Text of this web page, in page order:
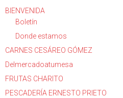
BIENVENIDA
Boletín
Donde estamos
CARNES CESÁREO GÓMEZ
Delmercadoatumesa
FRUTAS CHARITO
PESCADERÍA ERNESTO PRIETO